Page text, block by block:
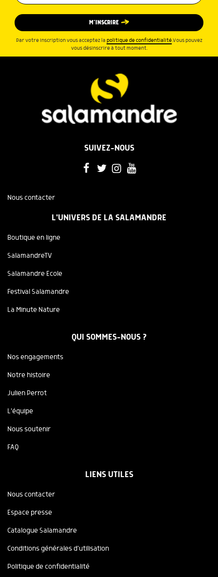
M’INSCRIRE
Par votre inscription vous acceptez la politique de confidentialité.Vous pouvez
vous désinscrire à tout moment.
SUIVEZ-NOUS
Nous contacter
L'UNIVERS DE LA SALAMANDRE
Boutique en ligne
SalamandreTV
Salamandre Ecole
Festival Salamandre
La Minute Nature
QUI SOMMES-NOUS ?
Nos engagements
Notre histoire
Julien Perrot
L'équipe
Nous soutenir
FAQ
LIENS UTILES
Nous contacter
Espace presse
Catalogue Salamandre
Conditions générales d'utilisation
Politique de confidentialité